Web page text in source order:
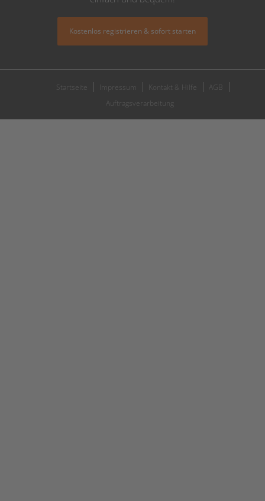
Kostenlos registrieren & sofort starten
Startseite Impressum Kontakt & Hilfe
AGB
Auftragsverarbeitung